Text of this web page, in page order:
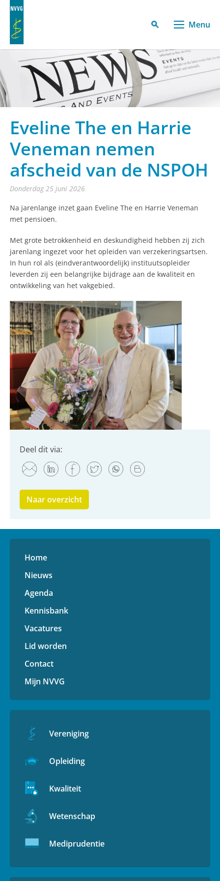
Menu
Eveline The en Harrie
Veneman nemen
afscheid van de NSPOH
donderdag 25 juni 2026
Na jarenlange inzet gaan Eveline The en Harrie Veneman
met pensioen.
Met grote betrokkenheid en deskundigheid hebben zij zich
jarenlang ingezet voor het opleiden van verzekeringsartsen.
In hun rol als (eindverantwoordelijk) instituutsopleider
leverden zij een belangrijke bijdrage aan de kwaliteit en
ontwikkeling van het vakgebied.
Deel dit via:
Naar overzicht
Home
Nieuws
Agenda
Kennisbank
Vacatures
Lid worden
Contact
Mijn NVVG
Vereniging
Opleiding
Kwaliteit
Wetenschap
Mediprudentie